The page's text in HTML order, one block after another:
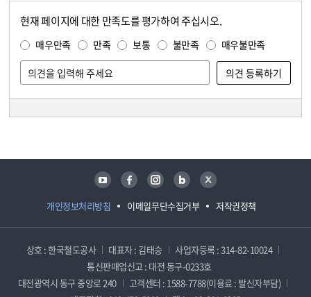
현재 페이지에 대한 만족도를 평가하여 주십시오.
매우만족 만족 보통 불만족 매우불만족
개인정보처리방침 이메일무단수집거부 저작권정책
유튜브 페이스북 인스타그램 블로그 트위터
상호 : 한국철도공사 대표자 : 김태승
사업자등록 : 314-82-10024
통신판매업신고 : 대전 동구-0233호
대전광역시 동구 중앙로 240
고객센터 : 1588-7788(이용료 : 발신자부담)